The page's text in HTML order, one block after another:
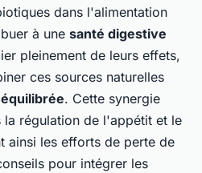
dans l'alimentation
à une santé digestive
pleinement de leurs effets,
ces sources naturelles
. Cette synergie
la régulation de l'appétit et le
ainsi les efforts de perte de
pour intégrer les